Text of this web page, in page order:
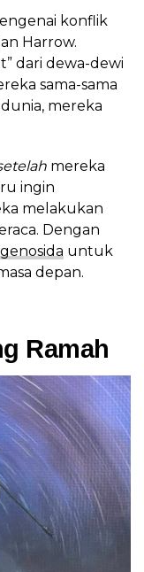
konflik
Harrow.
dari dewa-dewi
sama-sama
mereka
mereka
ingin
melakukan
Dengan
untuk
depan.
Ramah